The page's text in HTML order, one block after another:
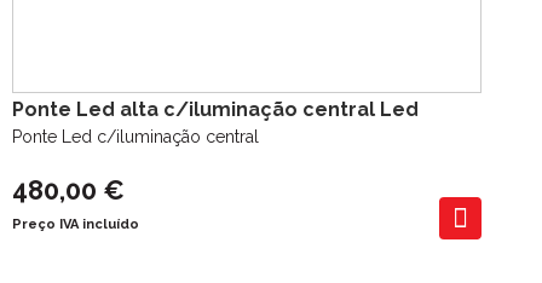
Ponte Led alta c/iluminação central Led
Ponte Led c/iluminação central
480,00 €
Preço IVA incluído